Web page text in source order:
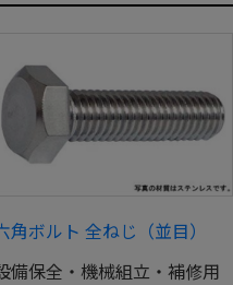
角ボルト 全ねじ（並目）
備保全・機械組立・補修用